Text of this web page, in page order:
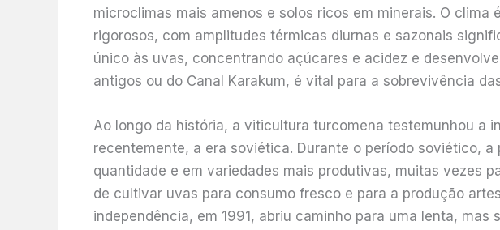
microclimas mais amenos e solos ricos em minerais. O
rigorosos, com amplitudes térmicas diurnas e sazonais
único às uvas, concentrando açúcares e acidez e
antigos ou do Canal Karakum, é vital para a sobrevivência
Ao longo da história, a viticultura turcomena testemunhou a
recentemente, a era soviética. Durante o período soviético,
quantidade e em variedades mais produtivas, muitas vezes
de cultivar uvas para consumo fresco e para a produção
independência, em 1991, abriu caminho para uma lenta,